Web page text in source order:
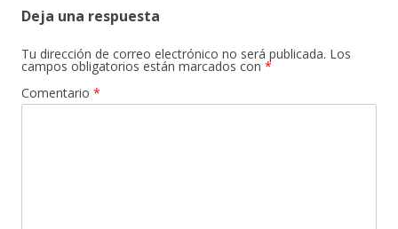
Deja una respuesta
Tu dirección de correo electrónico no será publicada. Los
campos obligatorios están marcados con *
Comentario *